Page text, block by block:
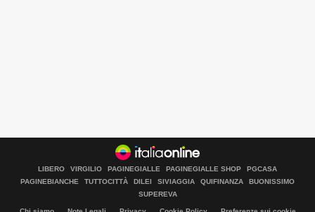
LIBERO VIRGILIO PAGINEGIALLE PAGINEGIALLE SHOP
PGCASA
PAGINEBIANCHE
TUTTOCITTÀ DILEI SIVIAGGIA QUIFINANZA
BUONISSIMO
SUPEREVA